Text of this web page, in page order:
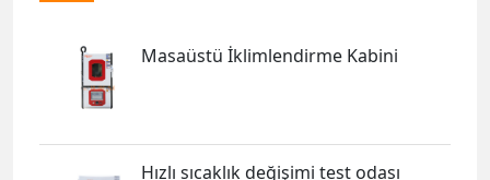
Masaüstü İklimlendirme Kabini
Hızlı sıcaklık değişimi test odası